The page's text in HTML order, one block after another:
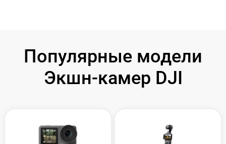
Популярные модели
Экшн-камер DJI